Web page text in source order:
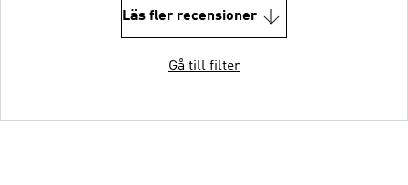
Läs fler recensioner
Gå till filter